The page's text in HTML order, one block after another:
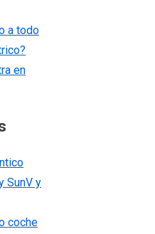
a todo
en
SunV y
coche